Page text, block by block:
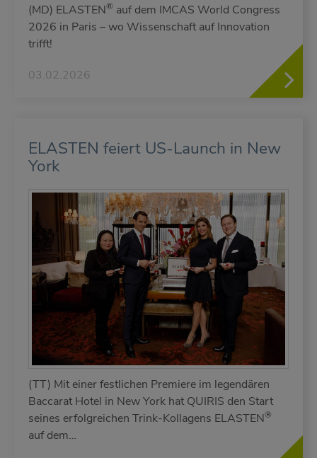
(MD) ELASTEN® auf dem IMCAS World Congress
2026 in Paris – wo Wissenschaft auf Innovation
trifft!
03.02.2026
ELASTEN feiert US-Launch in New
York
(TT) Mit einer festlichen Premiere im legendären
Baccarat Hotel in New York hat QUIRIS den Start
seines erfolgreichen Trink-Kollagens ELASTEN®
auf dem…